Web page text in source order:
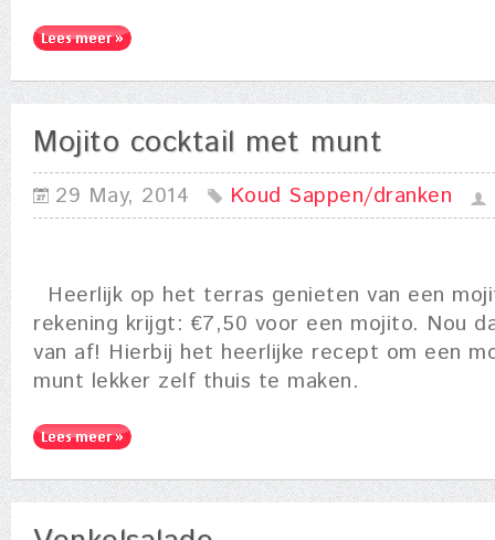
Mojito cocktail met munt
29 May, 2014 Koud Sappen/dranken
Heerlijk op het terras genieten van een
rekening krijgt: €7,50 voor een mojito. Nou
van af! Hierbij het heerlijke recept om een
munt lekker zelf thuis te maken.